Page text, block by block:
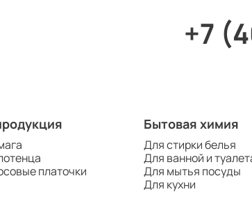
+7
платочки
Бытовая химия
Для стирки белья
Для ванной и
Для мытья посуды
Для кухни